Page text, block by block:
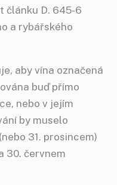
článku D. 645-6
a rybářského
aby vína označená
buď přímo
nebo v jejím
by muselo
31. prosincem)
30. červnem